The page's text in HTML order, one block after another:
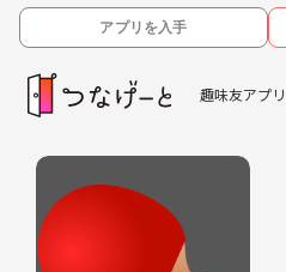
アプリを入手
趣味友アプリ